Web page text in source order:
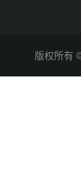
版权所有